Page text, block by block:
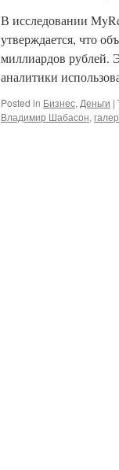
В исследовании
утверждается, что
миллиардов рублей.
аналитики
Posted in Бизнес, Деньги |
Владимир Шабасон,